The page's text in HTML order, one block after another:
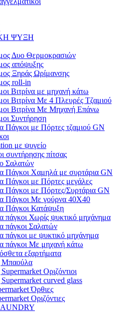
ΨΥΞΗ
Δυο Θερμοκρασιών
απόψυξης
Ξηράς Ωρίμανσης
roll-in
Βιτρίνα με μηχανή κάτω
Βιτρίνα Με 4 Πλευρές Τζαμιού
Βιτρίνα Με Μηχανή Επάνω
Συντήρηση
Πάγκοι με Πόρτες τζαμιού GN
με ψυγείο
συντήρησης πίτσας
Σαλατών
Πάγκοι Χαμηλά με συρτάρια GN
Πάγκοι με Πόρτες μεγάλες
Πάγκοι με Πόρτες/Συρτάρια GN
Πάγκοι Με γούρνα 40Χ40
Πάγκοι Κατάψυξη
πάγκοι Χωρίς ψυκτικό μηχάνημα
πάγκοι Σαλατών
πάγκοι με ψυκτικό μηχάνημα
πάγκοι Με μηχανή κάτω
εξαρτήματα
Μπαούλα
Οριζόντιοι
curved glass
Όρθιες
Οριζόντιες